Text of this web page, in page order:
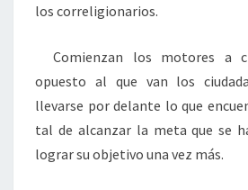
los correligionarios.
Comienzan los motores a
opuesto al que van los
llevarse por delante lo que
tal de alcanzar la meta que se
lograr su objetivo una vez más.